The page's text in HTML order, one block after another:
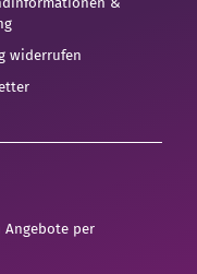
widerrufen
per